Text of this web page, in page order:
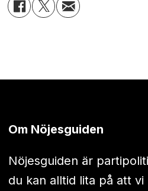
Om Nöjesguiden
Nöjesguiden är
du kan alltid lita på att